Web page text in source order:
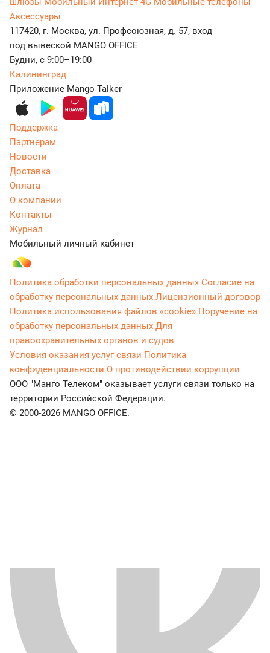
Аксессуары
117420, г. Москва, ул. Профсоюзная, д. 57, вход
под вывеской MANGO OFFICE
Будни, с 9:00–19:00
Калининград
Приложение Mango Talker
Поддержка
Партнерам
Новости
Доставка
Оплата
О компании
Контакты
Журнал
Мобильный личный кабинет
Политика обработки персональных данных Согласие на
обработку персональных данных Лицензионный договор
Политика использования файлов «cookie» Поручение на
обработку персональных данных Для
правоохранительных органов и судов
Условия оказания услуг связи Политика
конфиденциальности О противодействии коррупции
ООО "Манго Телеком" оказывает услуги связи только на
территории Российской Федерации.
© 2000-2026 MANGO OFFICE.